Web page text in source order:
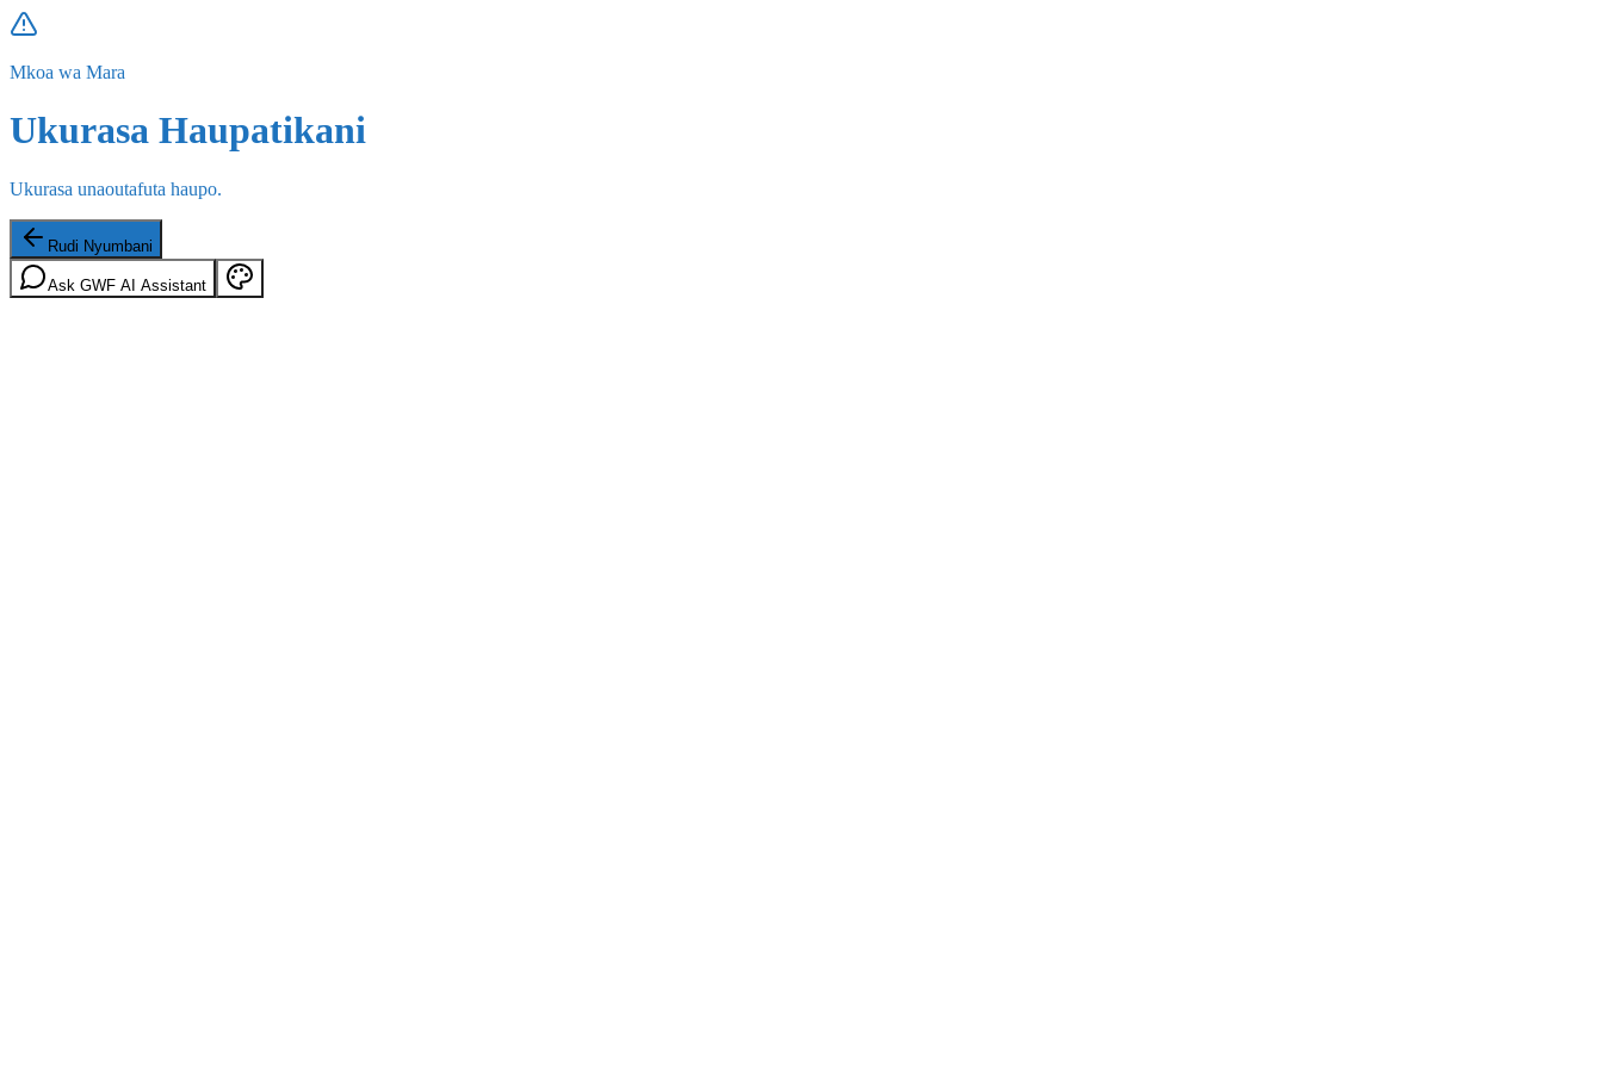
Mkoa wa Mara
Ukurasa Haupatikani
Ukurasa unaoutafuta haupo.
Rudi Nyumbani
Ask GWF AI Assistant